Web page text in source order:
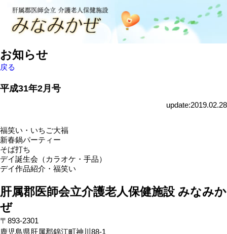
お知らせ
戻る
平成31年2月号
update:2019.02.28
福笑い・いちご大福
新春鍋パーティー
そば打ち
デイ誕生会（カラオケ・手品）
デイ作品紹介・福笑い
肝属郡医師会立介護老人保健施設 みなみか
ぜ
〒893-2301
鹿児島県肝属郡錦江町神川88-1